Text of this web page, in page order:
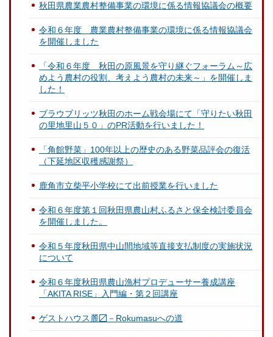
秋田県農業農村整備事業の環境に係る情報協議会の概要
令和６年度 農業農村整備事業の環境に係る情報協議会
を開催しました
「令和６年度 秋田の原風景を守り継ぐフォーラム～広
めよう農村の役割、考えよう農村の未来～」を開催しま
した！
ブラウブリッツ秋田のホーム戦会場にて「守りたい秋田
の里地里山５０」のPR活動を行いました！
「角館野菜」100年以上の歴史のある野菜品評会の復活
（下延地区収穫感謝祭）
鹿角市立柴平小学校にて出前授業を行いました
令和６年度第１回秋田県農山村ふるさと保全検討委員会
を開催しました。
令和５年度秋田県中山間地域等直接支払制度の実施状況
について
令和６年度秋田県農山漁村プロデューサー養成講座
「AKITA RISE」入門編・第２回講座
ゲストハウス麓〼－Rokumasuへの道